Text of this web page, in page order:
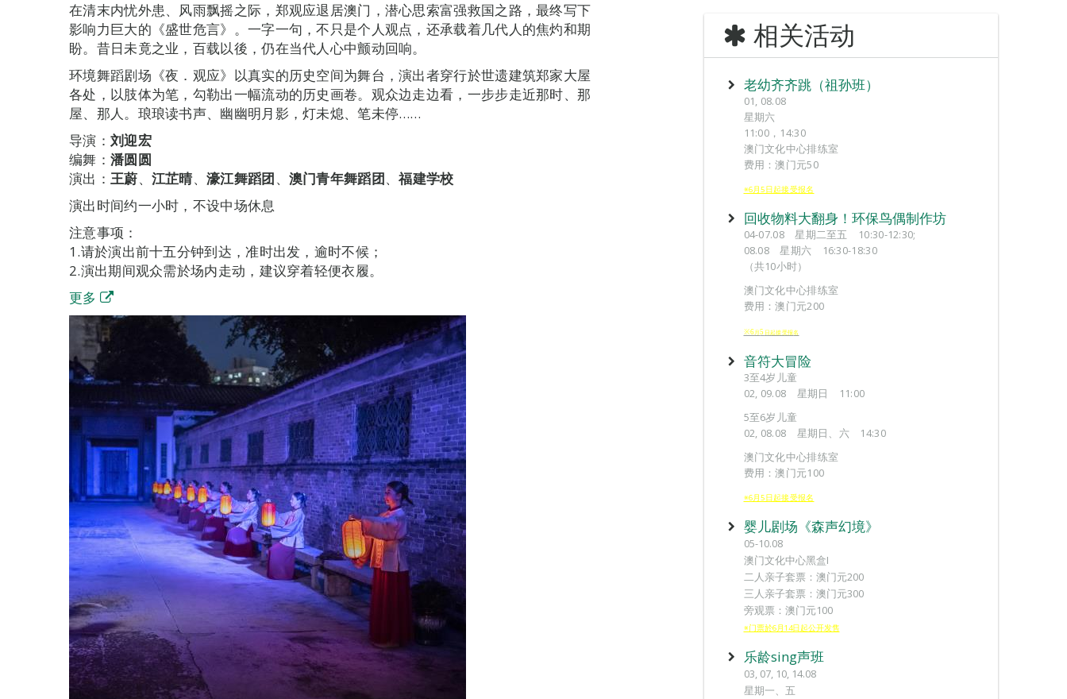
在清末内忧外患、风雨飘摇之际，郑观应退居澳门，潜心思索富强救国之路，最终写下
影响力巨大的《盛世危言》。一字一句，不只是个人观点，还承载着几代人的焦灼和期
盼。昔日未竟之业，百载以後，仍在当代人心中颤动回响。
环境舞蹈剧场《夜．观应》以真实的历史空间为舞台，演出者穿行於世遗建筑郑家大屋
各处，以肢体为笔，勾勒出一幅流动的历史画卷。观众边走边看，一步步走近那时、那
屋、那人。琅琅读书声、幽幽明月影，灯未熄、笔未停……
导演： 刘迎宏
编舞： 潘圆圆
演出： 王蔚、 江芷晴、濠江舞蹈团、 澳门青年舞蹈团、福建学校
演出时间约一小时，不设中场休息
注意事项：
1.请於演出前十五分钟到达，准时出发，逾时不候；
2.演出期间观众需於场内走动，建议穿着轻便衣履。
更多
相关活动
老幼齐齐跳（祖孙班）
01, 08.08
星期六
11:00，14:30
澳门文化中心排练室
费用：澳门元50
※6月5日起接受报名
回收物料大翻身！环保鸟偶制作坊
04-07.08 星期二至五 10:30-12:30;
08.08 星期六 16:30-18:30
（共10小时）
澳门文化中心排练室
费用：澳门元200
※6 月5 日起接受报名
音符大冒险
3至4岁儿童
02, 09.08 星期日 11:00
5至6岁儿童
02, 08.08 星期日、六 14:30
澳门文化中心排练室
费用：澳门元100
※6月5日起接受报名
婴儿剧场《森声幻境》
05-10.08
澳门文化中心黑盒I
二人亲子套票：澳门元200
三人亲子套票：澳门元300
旁观票：澳门元100
※门票於6月14日起公开发售
乐龄sing声班
03, 07, 10, 14.08
星期一、五